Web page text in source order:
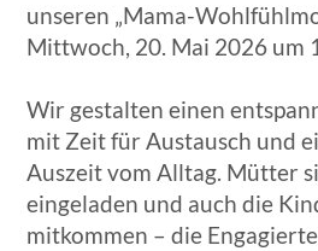
unseren „Mama-
Mittwoch, 20. Mai 2026 um
Wir gestalten einen
mit Zeit für Austausch und
Auszeit vom Alltag. Mütter
eingeladen und auch die
mitkommen – die